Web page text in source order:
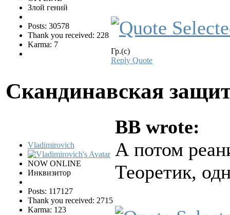
Злой гений
Posts: 30578
Thank you received: 228
Karma: 7
Гр.(с)
Reply Quote
Скандинавская
Vladimirovich
NOW ONLINE
Инквизитор
Posts: 117127
Thank you received: 2715
Karma: 123
BB wrote:
А потом
Теоретик,